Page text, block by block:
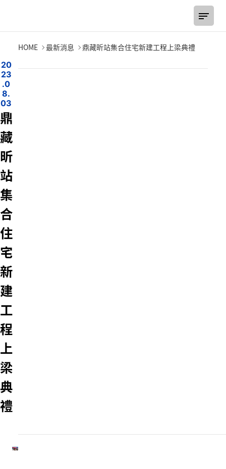
鼎藏昕站集合住宅新建工程上梁典禮
HOME 最新消息
鼎藏昕站集合住宅新建工程上梁典禮
20
23
.0
8.
03
鼎
藏
昕
站
集
合
住
宅
新
建
工
程
上
梁
典
禮